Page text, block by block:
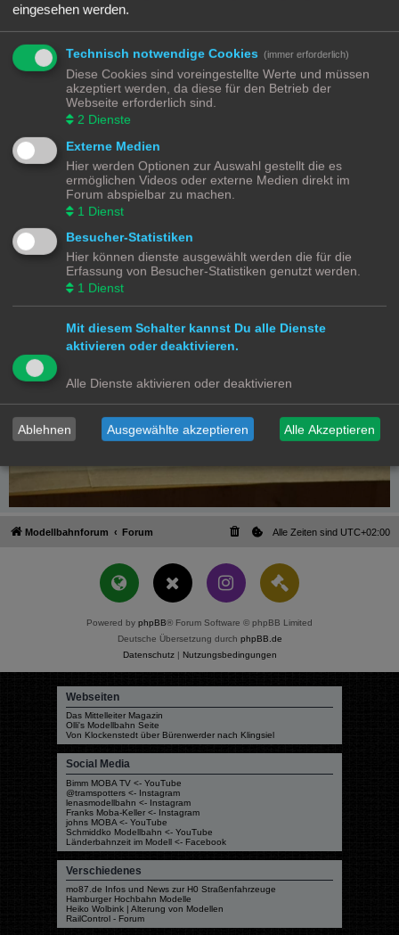
Modellbahnforum Forum Alle Zeiten sind UTC+02:00
Powered by phpBB® Forum Software © phpBB Limited
Deutsche Übersetzung durch phpBB.de
Datenschutz| Nutzungsbedingungen
Webseiten
Das Mittelleiter Magazin
Olli's Modellbahn Seite
Von Klockenstedt über Bürenwerder nach Klingsiel
Social Media
Bimm MOBA TV <- YouTube
@tramspotters <- Instagram
lenasmodellbahn <- Instagram
Franks Moba-Keller <- Instagram
johns MOBA <- YouTube
Schmiddko Modellbahn <- YouTube
Länderbahnzeit im Modell <- Facebook
Verschiedenes
mo87.de Infos und News zur H0 Straßenfahrzeuge
Hamburger Hochbahn Modelle
Heiko Wolbink | Alterung von Modellen
RailControl - Forum
eingesehen werden.
Technisch notwendige Cookies (immer erforderlich)
Diese Cookies sind voreingestellte Werte und müssen
akzeptiert werden, da diese für den Betrieb der
Webseite erforderlich sind.
2 Dienste
Externe Medien
Hier werden Optionen zur Auswahl gestellt die es
ermöglichen Videos oder externe Medien direkt im
Forum abspielbar zu machen.
1 Dienst
Besucher-Statistiken
Hier können dienste ausgewählt werden die für die
Erfassung von Besucher-Statistiken genutzt werden.
1 Dienst
Mit diesem Schalter kannst Du alle Dienste
aktivieren oder deaktivieren.
Alle Dienste aktivieren oder deaktivieren
Ablehnen Ausgewählte akzeptieren Alle Akzeptieren